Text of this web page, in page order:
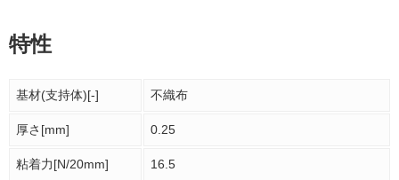
特性
基材(支持体)[-] 不織布
厚さ[mm] 0.25
粘着力[N/20mm] 16.5